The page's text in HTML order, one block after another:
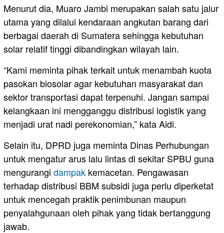
Menurut dia, Muaro Jambi merupakan salah satu jalur
utama yang dilalui kendaraan angkutan barang dari
berbagai daerah di Sumatera sehingga kebutuhan
solar relatif tinggi dibandingkan wilayah lain.
“Kami meminta pihak terkait untuk menambah kuota
pasokan biosolar agar kebutuhan masyarakat dan
sektor transportasi dapat terpenuhi. Jangan sampai
kelangkaan ini mengganggu distribusi logistik yang
menjadi urat nadi perekonomian,” kata Aidi.
Selain itu, DPRD juga meminta Dinas Perhubungan
untuk mengatur arus lalu lintas di sekitar SPBU guna
mengurangi dampak kemacetan. Pengawasan
terhadap distribusi BBM subsidi juga perlu diperketat
untuk mencegah praktik penimbunan maupun
penyalahgunaan oleh pihak yang tidak bertanggung
jawab.